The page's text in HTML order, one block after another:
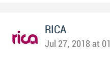
RICA
Jul 27, 2018 at